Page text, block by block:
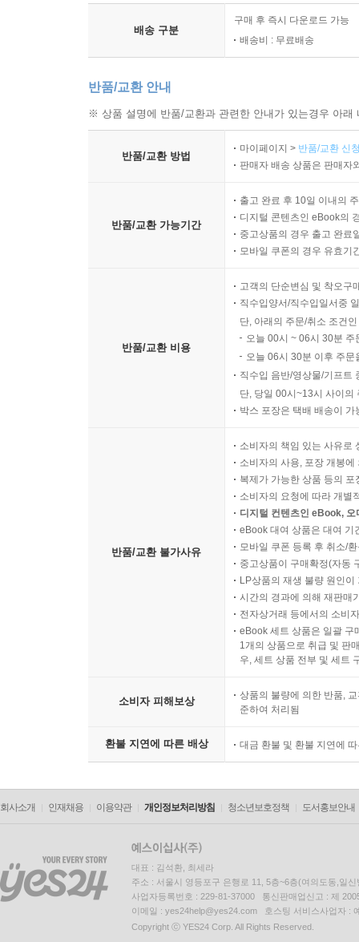
배송 구분
구매 후 즉시 다운로드 가능
배송비 : 무료배송
반품/교환 안내
※ 상품 설명에 반품/교환과 관련한 안내가 있는경우 아
반품/교환 방법
마이페이지 > 반품/교환 신
판매자 배송 상품은 판매자
반품/교환 가능기간
출고 완료 후 10일 이내의
디지털 콘텐츠인 eBook의
중고상품의 경우 출고 완료
모바일 쿠폰의 경우 유효기
반품/교환 비용
고객의 단순변심 및 착오구
직수입양서/직수입일서중
단, 아래의 주문/취소 조건
오늘 00시 ~ 06시 30분
오늘 06시 30분 이후 주
직수입 음반/영상물/기프트
단, 당일 00시~13시 사이의
박스 포장은 택배 배송이
반품/교환 불가사유
소비자의 책임 있는 사유로
소비자의 사용, 포장 개봉
복제가 가능한 상품 등의
소비자의 요청에 따라 개별
디지털 컨텐츠인 eBook,
eBook 대여 상품은 대여 기
모바일 쿠폰 등록 후 취소/
중고상품이 구매확정(자동
LP상품의 재생 불량 원인
시간의 경과에 의해 재판매
전자상거래 등에서의 소비
eBook 세트 상품은 일괄 구
1개의 상품으로 취급 및 판
우, 세트 상품 전부 및 세트
소비자 피해보상
상품의 불량에 의한 반품,
준하여 처리됨
환불 지연에 따른 배상 대금 환불 및 환불 지연에
회사소개 인재채용 이용약관 개인정보처리방침 청소년보호정책 도서홍보안내
대표 : 김석환, 최세라
주소 : 서울시 영등포구 은행로 11, 5층~6층(여의도동,일신
사업자등록번호 : 229-81-37000 통신판매업신고 : 제
이메일 : yes24help@yes24.com 호스팅 서비스사업자 :
Copyright ⓒ YES24 Corp. All Rights Reserved.